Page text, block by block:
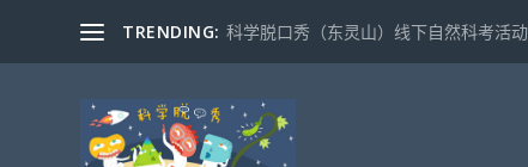
TRENDING: 科学脱口秀（东灵山）线下自然科考活